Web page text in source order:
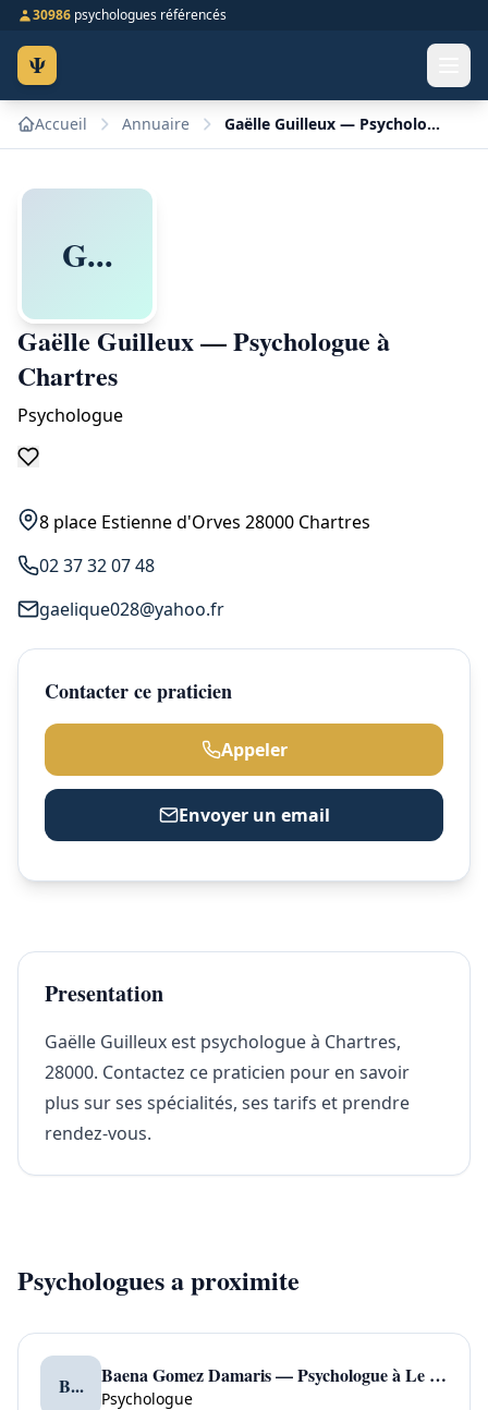
30986 psychologues référencés
Ψ
Accueil Annuaire Gaëlle Guilleux — Psychologue à Chartres
G...
Gaëlle Guilleux — Psychologue à
Chartres
Psychologue
8 place Estienne d'Orves 28000 Chartres
02 37 32 07 48
gaelique028@yahoo.fr
Contacter ce praticien
Appeler
Envoyer un email
Presentation
Gaëlle Guilleux est psychologue à Chartres,
28000. Contactez ce praticien pour en savoir
plus sur ses spécialités, ses tarifs et prendre
rendez-vous.
Psychologues a proximite
B... Baena Gomez Damaris — Psychologue à Le Petit Quevilly
Psychologue